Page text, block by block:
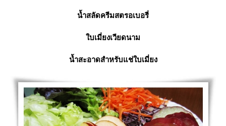
น้ำสลัดครีมสตรอเบอรี่
บเมี่ยงเวียดนาม
น้ำสะอาดสำหรับแช่ใบเมี่ยง